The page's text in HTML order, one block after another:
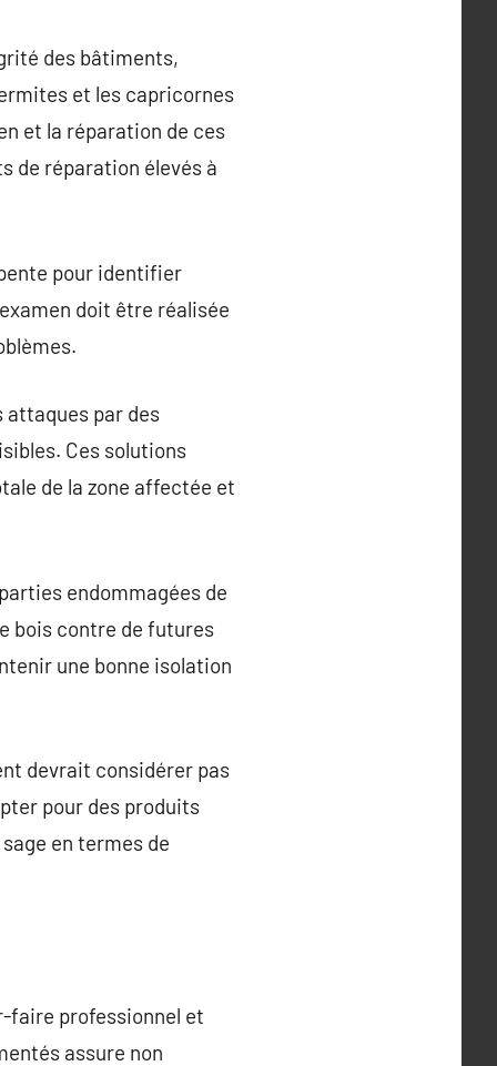
des bâtiments,
et les capricornes
et la réparation de ces
de réparation élevés à
pour identifier
doit être réalisée
attaques par des
Ces solutions
de la zone affectée et
endommagées de
bois contre de futures
une bonne isolation
devrait considérer pas
pour des produits
en termes de
faire professionnel et
assure non